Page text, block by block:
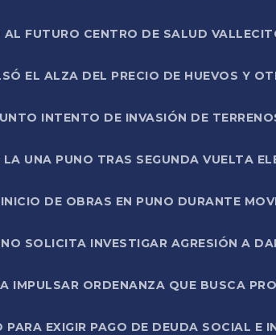
FUTURO CENTRO DE SALUD
EL ALZA DEL PRECIO DE HUEVOS Y
INTENTO DE INVASIÓN DE
UNA PUNO TRAS SEGUNDA VUELTA
DE OBRAS EN PUNO DURANTE
SOLICITA INVESTIGAR AGRESIÓN A
IMPULSAR ORDENANZA QUE BUSCA
EXIGIR PAGO DE DEUDA SOCIAL E